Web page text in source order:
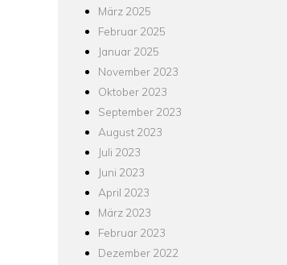
März 2025
Februar 2025
Januar 2025
November 2023
Oktober 2023
September 2023
August 2023
Juli 2023
Juni 2023
April 2023
März 2023
Februar 2023
Dezember 2022